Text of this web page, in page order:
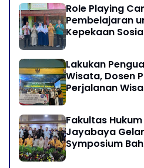
Role Playing
Pembelajaran
Kepekaan
Lakukan
Wisata, Dosen
Perjalanan
Sukamandi
Subang, Jawa
Fakultas
Jayabaya
Symposium